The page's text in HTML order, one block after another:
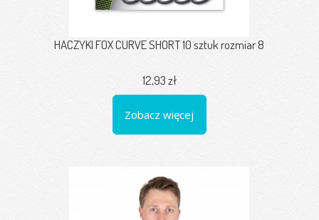
HACZYKI FOX CURVE SHORT 10 sztuk rozmiar 8
12,93 zł
Zobacz więcej